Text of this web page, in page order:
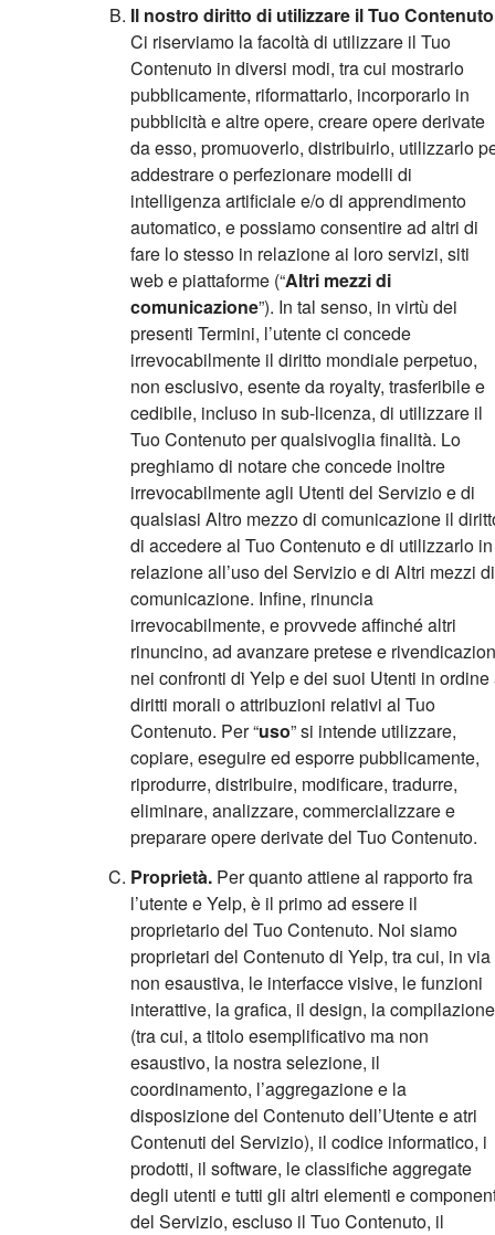
Il nostro diritto di utilizzare il Tuo
Ci riserviamo la facoltà di utilizzare il Tuo
Contenuto in diversi modi, tra cui mostrarlo
pubblicamente, riformattarlo, incorporarlo in
pubblicità e altre opere, creare opere derivate
da esso, promuoverlo, distribuirlo, utilizzarlo
addestrare o perfezionare modelli di
intelligenza artificiale e/o di apprendimento
automatico, e possiamo consentire ad altri di
fare lo stesso in relazione ai loro servizi, siti
web e piattaforme (“Altri mezzi di
comunicazione”). In tal senso, in virtù dei
presenti Termini, l’utente ci concede
irrevocabilmente il diritto mondiale perpetuo,
non esclusivo, esente da royalty, trasferibile e
cedibile, incluso in sub-licenza, di utilizzare il
Tuo Contenuto per qualsivoglia finalità. Lo
preghiamo di notare che concede inoltre
irrevocabilmente agli Utenti del Servizio e di
qualsiasi Altro mezzo di comunicazione il
di accedere al Tuo Contenuto e di utilizzarlo in
relazione all’uso del Servizio e di Altri mezzi di
comunicazione. Infine, rinuncia
irrevocabilmente, e provvede affinché altri
rinuncino, ad avanzare pretese e
nei confronti di Yelp e dei suoi Utenti in ordine
diritti morali o attribuzioni relativi al Tuo
Contenuto. Per “uso” si intende utilizzare,
copiare, eseguire ed esporre pubblicamente,
riprodurre, distribuire, modificare, tradurre,
eliminare, analizzare, commercializzare e
preparare opere derivate del Tuo Contenuto.
Proprietà. Per quanto attiene al rapporto fra
l’utente e Yelp, è il primo ad essere il
proprietario del Tuo Contenuto. Noi siamo
proprietari del Contenuto di Yelp, tra cui, in via
non esaustiva, le interfacce visive, le funzioni
interattive, la grafica, il design, la compilazione
(tra cui, a titolo esemplificativo ma non
esaustivo, la nostra selezione, il
coordinamento, l’aggregazione e la
disposizione del Contenuto dell’Utente e atri
Contenuti del Servizio), il codice informatico, i
prodotti, il software, le classifiche aggregate
degli utenti e tutti gli altri elementi e
del Servizio, escluso il Tuo Contenuto, il